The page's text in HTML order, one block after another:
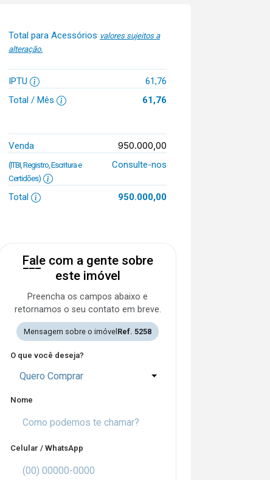
Total para Acessórios valores sujeitos a
alteração.
IPTU
61,76
Total / Mês
61,76
Venda 950.000,00
(ITBI, Registro, Escritura e
Certidões)
Consulte-nos
Total 950.000,00
Fale com a gente sobre
este imóvel
Preencha os campos abaixo e
retornamos o seu contato em breve.
Mensagem sobre o imóvel Ref. 5258
O que você deseja?
Quero Comprar
Nome
Celular / WhatsApp